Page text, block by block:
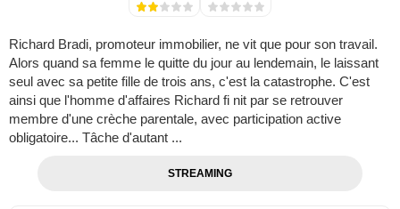
Richard Bradi, promoteur immobilier, ne vit que pour son travail.
Alors quand sa femme le quitte du jour au lendemain, le laissant
seul avec sa petite fille de trois ans, c'est la catastrophe. C'est
ainsi que l'homme d'affaires Richard fi nit par se retrouver
membre d'une crèche parentale, avec participation active
obligatoire... Tâche d'autant ...
STREAMING